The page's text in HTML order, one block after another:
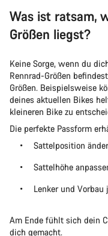
Was ist ratsam,
Größen liegst?
Keine Sorge, wenn du
Rennrad-Größen
Größen. Beispielsweise
deines aktuellen Bikes
kleineren Bike zu
Die perfekte Passform
Sattelposition
Sattelhöhe
Lenker und Vorbau
Am Ende fühlt sich dein
dich gemacht.